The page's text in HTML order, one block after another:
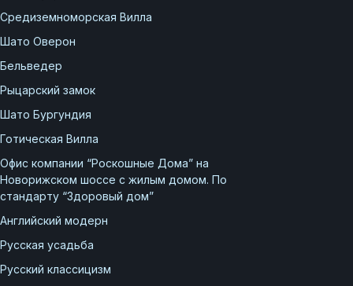
Реконструкция
Пожизненное обслуживание
Средиземноморская Вилла
Шато Оверон
Бельведер
Рыцарский замок
Шато Бургундия
Готическая Вилла
Офис компании “Роскошные Дома” на
Новорижском шоссе с жилым домом. По
стандарту “Здоровый дом”
Английский модерн
Русская усадьба
Русский классицизм